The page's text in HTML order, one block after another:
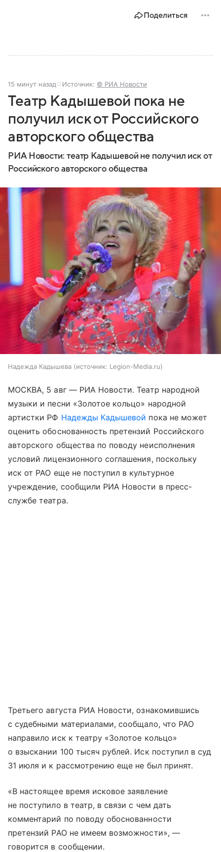
Поделиться
15 минут назад Источник: © РИА Новости
Театр Кадышевой пока не
получил иск от Российского
авторского общества
РИА Новости: театр Кадышевой не получил иск от
Российского авторского общества
Надежда Кадышева источник: Legion-Media.ru
МОСКВА, 5 авг — РИА Новости. Театр народной
музыки и песни «Золотое кольцо» народной
артистки РФ Надежды Кадышевой пока не может
оценить обоснованность претензий Российского
авторского общества по поводу неисполнения
условий лицензионного соглашения, поскольку
иск от РАО еще не поступил в культурное
учреждение, сообщили РИА Новости в пресс-
службе театра.
Третьего августа РИА Новости, ознакомившись
с судебными материалами, сообщало, что РАО
направило иск к театру «Золотое кольцо»
о взыскании 100 тысяч рублей. Иск поступил в суд
31 июля и к рассмотрению еще не был принят.
«В настоящее время исковое заявление
не поступило в театр, в связи с чем дать
комментарий по поводу обоснованности
претензий РАО не имеем возможности», —
говорится в сообщении.